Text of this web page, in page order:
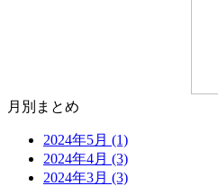
月別まとめ
2024年5月 (1)
2024年4月 (3)
2024年3月 (3)